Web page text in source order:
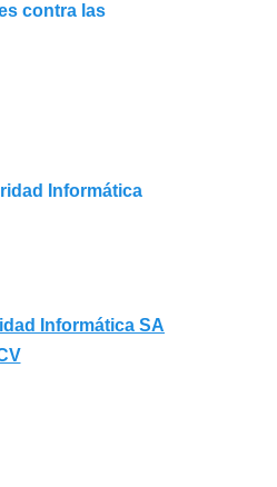
contra las
Informática
Informática SA